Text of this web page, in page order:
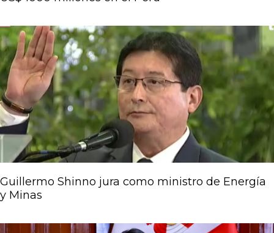
Guillermo Shinno jura como ministro de Energía
y Minas